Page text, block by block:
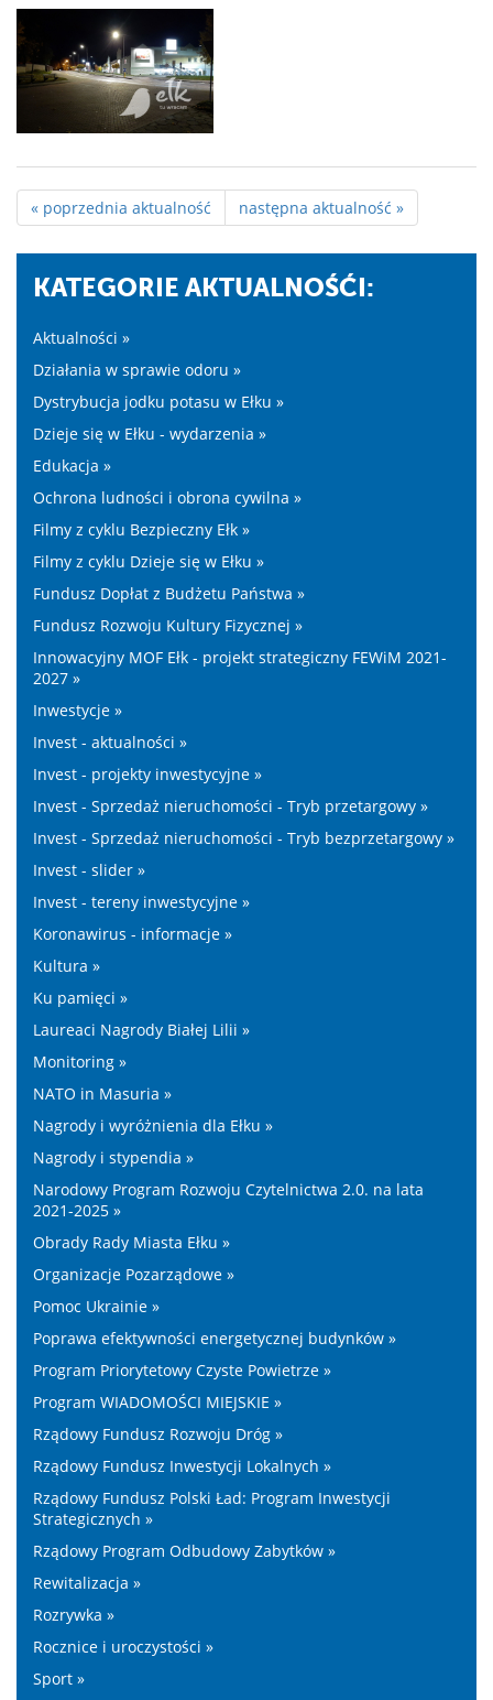
« poprzednia aktualność następna aktualność »
KATEGORIE AKTUALNOŚĆI:
Aktualności »
Działania w sprawie odoru »
Dystrybucja jodku potasu w Ełku »
Dzieje się w Ełku - wydarzenia »
Edukacja »
Ochrona ludności i obrona cywilna »
Filmy z cyklu Bezpieczny Ełk »
Filmy z cyklu Dzieje się w Ełku »
Fundusz Dopłat z Budżetu Państwa »
Fundusz Rozwoju Kultury Fizycznej »
Innowacyjny MOF Ełk - projekt strategiczny FEWiM 2021-
2027 »
Inwestycje »
Invest - aktualności »
Invest - projekty inwestycyjne »
Invest - Sprzedaż nieruchomości - Tryb przetargowy »
Invest - Sprzedaż nieruchomości - Tryb bezprzetargowy »
Invest - slider »
Invest - tereny inwestycyjne »
Koronawirus - informacje »
Kultura »
Ku pamięci »
Laureaci Nagrody Białej Lilii »
Monitoring »
NATO in Masuria »
Nagrody i wyróżnienia dla Ełku »
Nagrody i stypendia »
Narodowy Program Rozwoju Czytelnictwa 2.0. na lata
2021-2025 »
Obrady Rady Miasta Ełku »
Organizacje Pozarządowe »
Pomoc Ukrainie »
Poprawa efektywności energetycznej budynków »
Program Priorytetowy Czyste Powietrze »
Program WIADOMOŚCI MIEJSKIE »
Rządowy Fundusz Rozwoju Dróg »
Rządowy Fundusz Inwestycji Lokalnych »
Rządowy Fundusz Polski Ład: Program Inwestycji
Strategicznych »
Rządowy Program Odbudowy Zabytków »
Rewitalizacja »
Rozrywka »
Rocznice i uroczystości »
Sport »